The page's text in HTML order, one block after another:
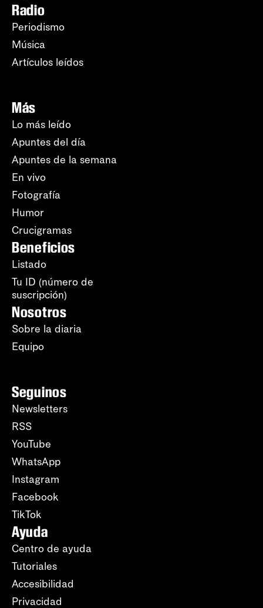
Radio
Periodismo
Música
Artículos leídos
Más
Lo más leído
Apuntes del día
Apuntes de la semana
En vivo
Fotografía
Humor
Crucigramas
Beneficios
Listado
Tu ID (número de
suscripción)
Nosotros
Sobre la diaria
Equipo
Seguinos
Newsletters
RSS
YouTube
WhatsApp
Instagram
Facebook
TikTok
Ayuda
Centro de ayuda
Tutoriales
Accesibilidad
Privacidad